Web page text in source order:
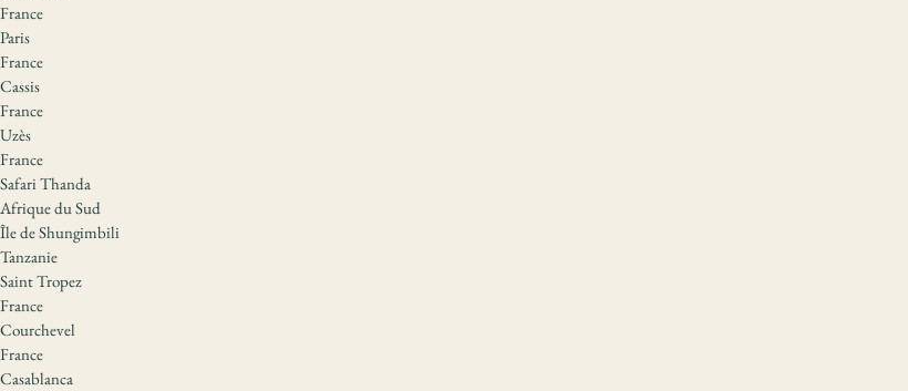
France
Paris
France
Cassis
France
Uzès
France
Safari Thanda
Afrique du Sud
Île de Shungimbili
Tanzanie
Saint Tropez
France
Courchevel
France
Casablanca